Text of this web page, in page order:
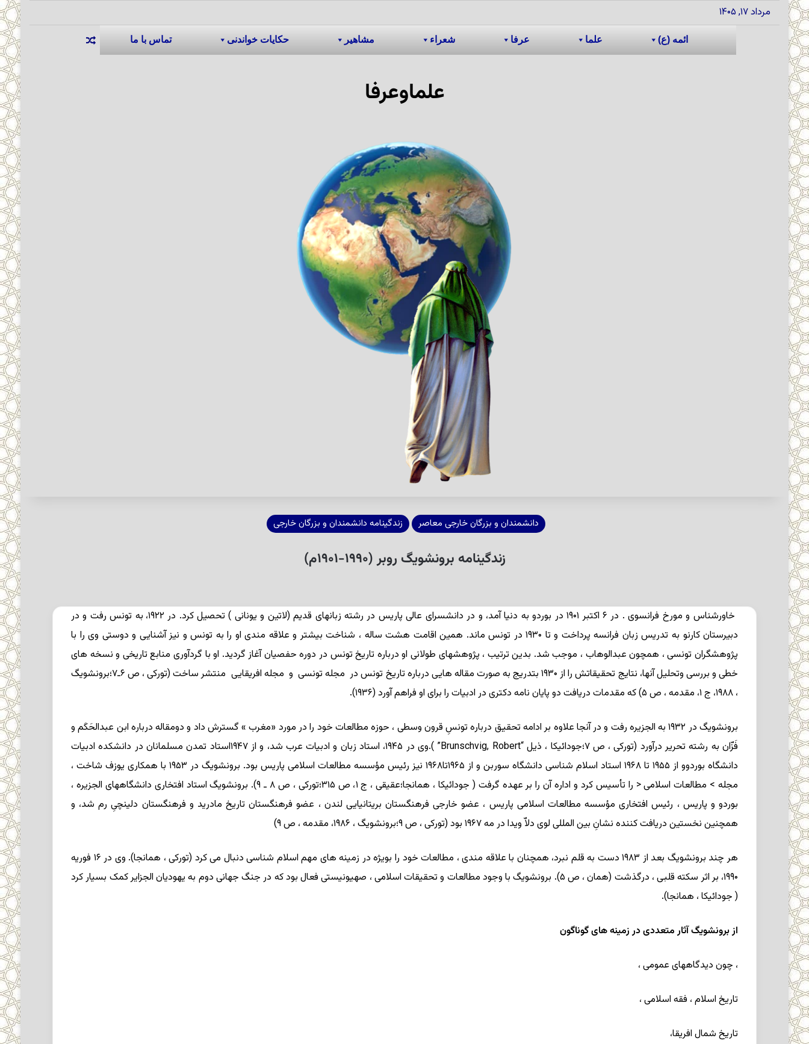
مرداد ۱۷, ۱۴۰۵
ائمه (ع) علما عرفا شعراء مشاهیر حکایات خواندنی تماس با ما نوشته تصادفی
علماوعرفا
دانشمندان و بزرگان خارجی معاصر زندگینامه دانشمندان و بزرگان خارجی
زندگینامه برونشویگ روبر (۱۹۹۰-۱۹۰۱م)
خاورشناس و مورخ فرانسوی . در ۶ اکتبر ۱۹۰۱ در بوردو به دنیا آمد، و در دانشسرای عالی پاریس در رشته زبانهای قدیم (لاتین و یونانی ) تحصیل کرد. در ۱۹۲۲، به تونس رفت و در
دبیرستان کارنو به تدریس زبان فرانسه پرداخت و تا ۱۹۳۰ در تونس ماند. همین اقامت هشت ساله ، شناخت بیشتر و علاقه مندی او را به تونس و نیز آشنایی و دوستی وی را با
پژوهشگران تونسی ، همچون عبدالوهاب ، موجب شد. بدین ترتیب ، پژوهشهای طولانی او درباره تاریخ تونس در دوره حفصیان آغاز گردید. او با گردآوری منابع تاریخی و نسخه های
خطی و بررسی وتحلیل آنها، نتایج تحقیقاتش را از ۱۹۳۰ بتدریج به صورت مقاله هایی درباره تاریخ تونس در مجله تونسی و مجله افریقایی منتشر ساخت (تورکی ، ص ۶ـ۷؛
برونشویگ
، ۱۹۸۸، ج ۱، مقدمه ، ص ۵) که مقدمات دریافت دو پایان نامه دکتری در ادبیات را برای او فراهم آورد (۱۹۳۶).
برونشویگ در ۱۹۳۲ به الجزیره رفت و در آنجا علاوه بر ادامه تحقیق درباره تونسِ قرون وسطی ، حوزه مطالعات خود را در مورد «مغرب » گسترش داد و دومقاله درباره ابن عبدالحَکَم و
فَزّان به رشته تحریر درآورد (تورکی ، ص ۷؛جودائیکا ، ذیل “Brunschvig, Robert” ).وی در ۱۹۴۵، استاد زبان و ادبیات عرب شد، و از ۱۹۴۷استاد تمدن مسلمانان در دانشکده ادبیات
دانشگاه بوردوو از ۱۹۵۵ تا ۱۹۶۸ استاد اسلام شناسی دانشگاه سوربن و از ۱۹۶۵تا۱۹۶۸ نیز رئیس مؤسسه مطالعات اسلامی پاریس بود. برونشویگ در ۱۹۵۳ با همکاری یوزف شاخت ،
مجله > مطالعات اسلامی < را تأسیس کرد و اداره آن را بر عهده گرفت ( جودائیکا ، همانجا؛عقیقی ، ج ۱، ص ۳۱۵؛تورکی ، ص ۸ ـ ۹). برونشویگ استاد افتخاری دانشگاههای الجزیره ،
بوردو و پاریس ، رئیس افتخاری مؤسسه مطالعات اسلامی پاریس ، عضو خارجی فرهنگستان بریتانیایی لندن ، عضو فرهنگستان تاریخ مادرید و فرهنگستان دلینچیِ رم شد، و
همچنین نخستین دریافت کننده نشانِ بین المللی لوی دلاّ ویدا در مه ۱۹۶۷ بود (تورکی ، ص ۹؛برونشویگ ، ۱۹۸۶، مقدمه ، ص ۹)
هر چند برونشویگ بعد از ۱۹۸۳ دست به قلم نبرد، همچنان با علاقه مندی ، مطالعات خود را بویژه در زمینه های مهم اسلام شناسی دنبال می کرد (تورکی ، همانجا). وی در ۱۶ فوریه
۱۹۹۰، بر اثر سکته قلبی ، درگذشت (همان ، ص ۵). برونشویگ با وجود مطالعات و تحقیقات اسلامی ، صهیونیستی فعال بود که در جنگ جهانی دوم به یهودیان الجزایر کمک بسیار کرد
( جودائیکا ، همانجا).
از برونشویگ آثار متعددی در زمینه های گوناگون
، چون دیدگاههای عمومی ،
تاریخ اسلام ، فقه اسلامی ،
تاریخ شمال افریقا،